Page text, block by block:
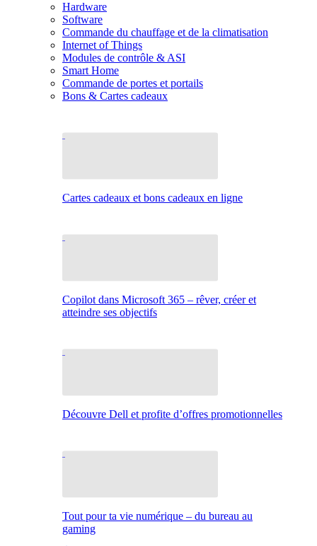
Hardware
Software
Commande du chauffage et de la climatisation
Internet of Things
Modules de contrôle & ASI
Smart Home
Commande de portes et portails
Bons & Cartes cadeaux
Cartes cadeaux et bons cadeaux en ligne
Copilot dans Microsoft 365 – rêver, créer et
atteindre ses objectifs
Découvre Dell et profite d’offres promotionnelles
Tout pour ta vie numérique – du bureau au
gaming